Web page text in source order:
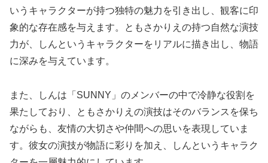
いうキャラクターが持つ独特の魅力を引き出し、観客に印
象的な存在感を与えます。ともさかりえの持つ自然な演技
力が、しんというキャラクターをリアルに描き出し、物語
に深みを与えています。
また、しんは「SUNNY」のメンバーの中で冷静な役割を
果たしており、ともさかりえの演技はそのバランスを保ち
ながらも、友情の大切さや仲間への思いを表現していま
す。彼女の演技が物語に彩りを加え、しんというキャラク